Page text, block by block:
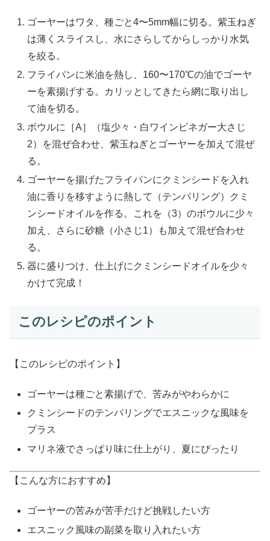
ゴーヤーはワタ、種ごと4〜5mm幅に切る。紫玉ねぎ
は薄くスライスし、水にさらしてからしっかり水気
を絞る。
フライパンに米油を熱し、160〜170℃の油でゴーヤ
ーを素揚げする。カリッとしてきたら網に取り出し
て油を切る。
ボウルに［A］（塩少々・白ワインビネガー大さじ
2）を混ぜ合わせ、紫玉ねぎとゴーヤーを加えて混ぜ
る。
ゴーヤーを揚げたフライパンにクミンシードを入れ
油に香りを移すように熱して（テンパリング）クミ
ンシードオイルを作る。これを（3）のボウルに少々
加え、さらに砂糖（小さじ1）も加えて混ぜ合わせ
る。
器に盛りつけ、仕上げにクミンシードオイルを少々
かけて完成！
このレシピのポイント
【このレシピのポイント】
ゴーヤーは種ごと素揚げで、苦みがやわらかに
クミンシードのテンパリングでエスニックな風味を
プラス
マリネ液でさっぱり味に仕上がり、夏にぴったり
【こんな方におすすめ】
ゴーヤーの苦みが苦手だけど挑戦したい方
エスニック風味の副菜を取り入れたい方